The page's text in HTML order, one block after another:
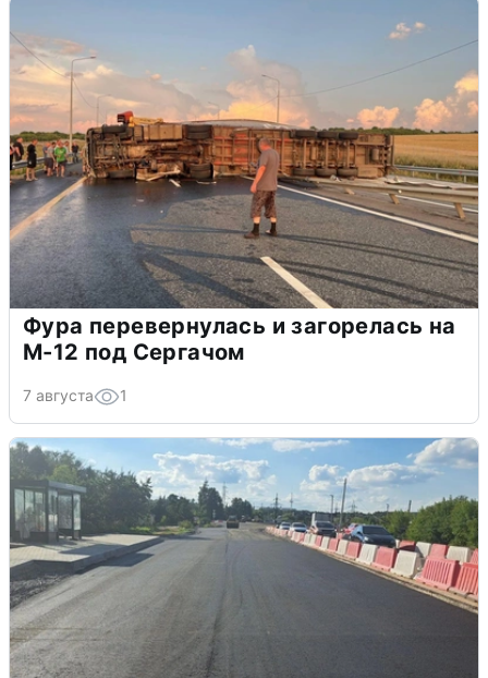
Фура перевернулась и загорелась на
М-12 под Сергачом
7 августа 1